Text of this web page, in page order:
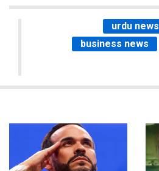
urdu news
business news